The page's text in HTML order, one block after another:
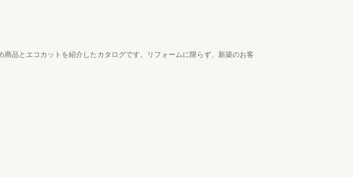
商品とエコカットを紹介したカタログです。リフォームに限らず、新築のお客